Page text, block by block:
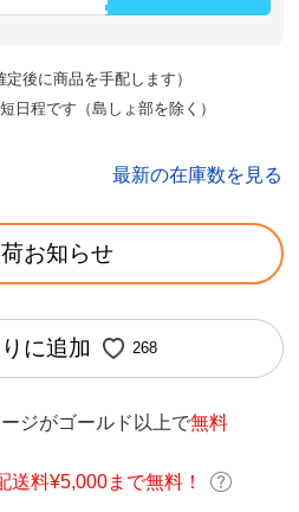
定後に商品を手配します）
日程です（島しょ部を除く）
最新の在庫数を見る
お知らせ
に追加 268
ジがゴールド以上で無料
送料¥5,000まで無料！